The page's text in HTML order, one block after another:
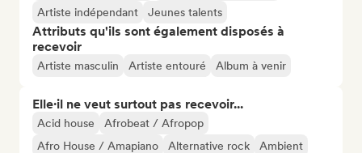
Artiste indépendant Jeunes talents
Attributs qu'ils sont également disposés à
recevoir
Artiste masculin Artiste entouré Album à venir
Elle·il ne veut surtout pas recevoir...
Acid house
Afrobeat / Afropop
Afro House / Amapiano
Alternative rock
Ambient